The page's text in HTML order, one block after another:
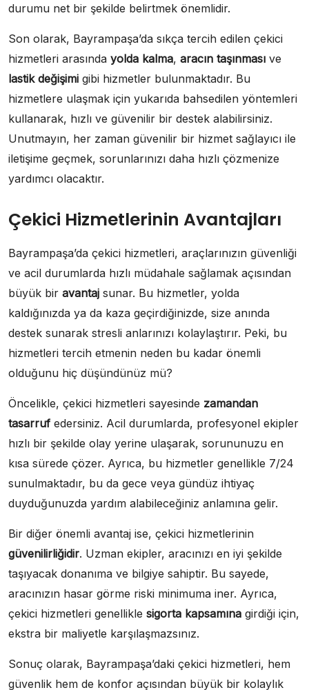
durumu net bir şekilde belirtmek önemlidir.
Son olarak, Bayrampaşa’da sıkça tercih edilen çekici
hizmetleri arasında yolda kalma, aracın taşınması ve
lastik değişimi gibi hizmetler bulunmaktadır. Bu
hizmetlere ulaşmak için yukarıda bahsedilen yöntemleri
kullanarak, hızlı ve güvenilir bir destek alabilirsiniz.
Unutmayın, her zaman güvenilir bir hizmet sağlayıcı ile
iletişime geçmek, sorunlarınızı daha hızlı çözmenize
yardımcı olacaktır.
Çekici Hizmetlerinin Avantajları
Bayrampaşa’da çekici hizmetleri, araçlarınızın güvenliği
ve acil durumlarda hızlı müdahale sağlamak açısından
büyük bir avantaj sunar. Bu hizmetler, yolda
kaldığınızda ya da kaza geçirdiğinizde, size anında
destek sunarak stresli anlarınızı kolaylaştırır. Peki, bu
hizmetleri tercih etmenin neden bu kadar önemli
olduğunu hiç düşündünüz mü?
Öncelikle, çekici hizmetleri sayesinde zamandan
tasarruf edersiniz. Acil durumlarda, profesyonel ekipler
hızlı bir şekilde olay yerine ulaşarak, sorununuzu en
kısa sürede çözer. Ayrıca, bu hizmetler genellikle 7/24
sunulmaktadır, bu da gece veya gündüz ihtiyaç
duyduğunuzda yardım alabileceğiniz anlamına gelir.
Bir diğer önemli avantaj ise, çekici hizmetlerinin
güvenilirliğidir. Uzman ekipler, aracınızı en iyi şekilde
taşıyacak donanıma ve bilgiye sahiptir. Bu sayede,
aracınızın hasar görme riski minimuma iner. Ayrıca,
çekici hizmetleri genellikle sigorta kapsamına girdiği için,
ekstra bir maliyetle karşılaşmazsınız.
Sonuç olarak, Bayrampaşa’daki çekici hizmetleri, hem
güvenlik hem de konfor açısından büyük bir kolaylık